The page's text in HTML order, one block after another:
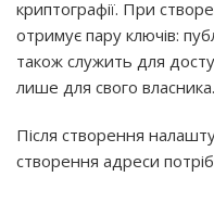
криптографії. При
отримує пару ключів:
також служить для
лише для свого власника.
Після створення
створення адреси